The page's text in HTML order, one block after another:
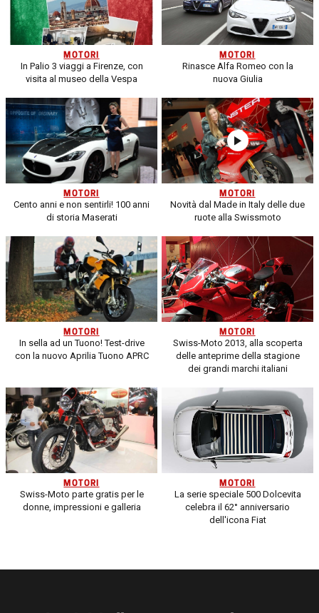
MOTORI
In Palio 3 viaggi a Firenze, con
visita al museo della Vespa
MOTORI
Rinasce Alfa Romeo con la
nuova Giulia
MOTORI
Cento anni e non sentirli! 100 anni
di storia Maserati
MOTORI
Novità dal Made in Italy delle due
ruote alla Swissmoto
MOTORI
In sella ad un Tuono! Test-drive
con la nuovo Aprilia Tuono APRC
MOTORI
Swiss-Moto 2013, alla scoperta
delle anteprime della stagione
dei grandi marchi italiani
MOTORI
Swiss-Moto parte gratis per le
donne, impressioni e galleria
MOTORI
La serie speciale 500 Dolcevita
celebra il 62° anniversario
dell'icona Fiat